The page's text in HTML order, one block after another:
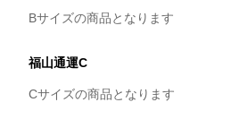
Bサイズの商品となります
福山通運C
Cサイズの商品となります